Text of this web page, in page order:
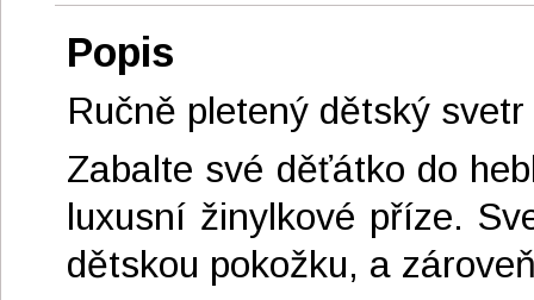
Popis
Ručně pletený dětský
Zabalte své děťátko do
luxusní žinylkové příze.
dětskou pokožku, a